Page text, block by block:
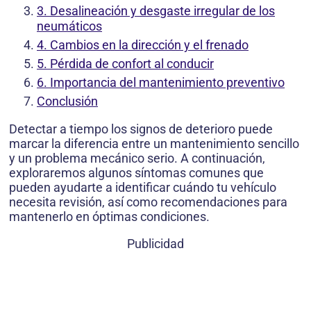
3. Desalineación y desgaste irregular de los
neumáticos
4. Cambios en la dirección y el frenado
5. Pérdida de confort al conducir
6. Importancia del mantenimiento preventivo
Conclusión
Detectar a tiempo los signos de deterioro puede
marcar la diferencia entre un mantenimiento sencillo
y un problema mecánico serio. A continuación,
exploraremos algunos síntomas comunes que
pueden ayudarte a identificar cuándo tu vehículo
necesita revisión, así como recomendaciones para
mantenerlo en óptimas condiciones.
Publicidad